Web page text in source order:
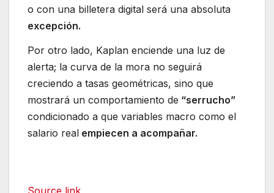
o con una billetera digital será una absoluta
excepción.
Por otro lado, Kaplan enciende una luz de
alerta; la curva de la mora no seguirá
creciendo a tasas geométricas, sino que
mostrará un comportamiento de “serrucho”
condicionado a que variables macro como el
salario real empiecen a acompañar.
Source link